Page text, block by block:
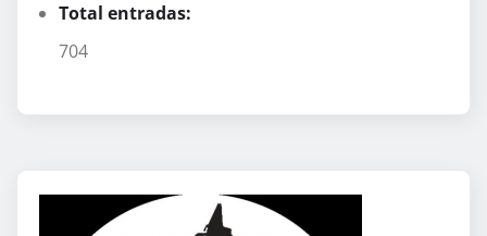
Total entradas:
704